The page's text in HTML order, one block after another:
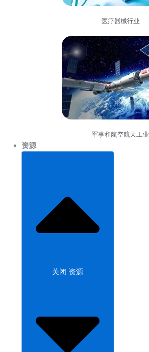
医疗器械行业
军事和航空航天工业
资源
关闭 资源